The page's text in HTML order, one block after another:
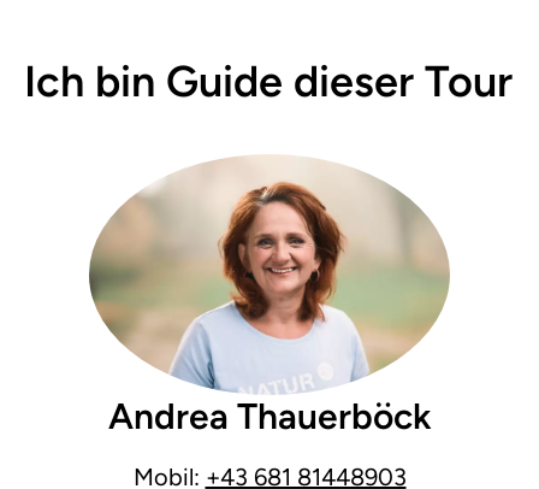
Ich bin Guide dieser Tour
Andrea Thauerböck
Mobil: +43 681 81448903